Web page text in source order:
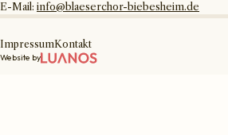
E-Mail: info@blaeserchor-biebesheim.de
ImpressumKontakt
Website by